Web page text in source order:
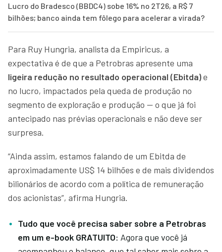
Lucro do Bradesco (BBDC4) sobe 16% no 2T26, a R$ 7
bilhões; banco ainda tem fôlego para acelerar a virada?
Para Ruy Hungria, analista da Empiricus, a
expectativa é de que a Petrobras apresente uma
ligeira redução no resultado operacional (Ebitda)e
no lucro, impactados pela queda de produção no
segmento de exploração e produção — o que já foi
antecipado nas prévias operacionais e não deve ser
surpresa.
“Ainda assim, estamos falando de um Ebitda de
aproximadamente US$ 14 bilhões e de mais dividendos
bilionários de acordo com a política de remuneração
dos acionistas”, afirma Hungria.
Tudo que você precisa saber sobre a Petrobras
em um e-book GRATUITO: Agora que você já